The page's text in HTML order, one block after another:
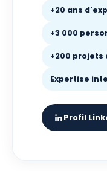
+20 ans
+3 000
+200 projets
Expertise
Profil